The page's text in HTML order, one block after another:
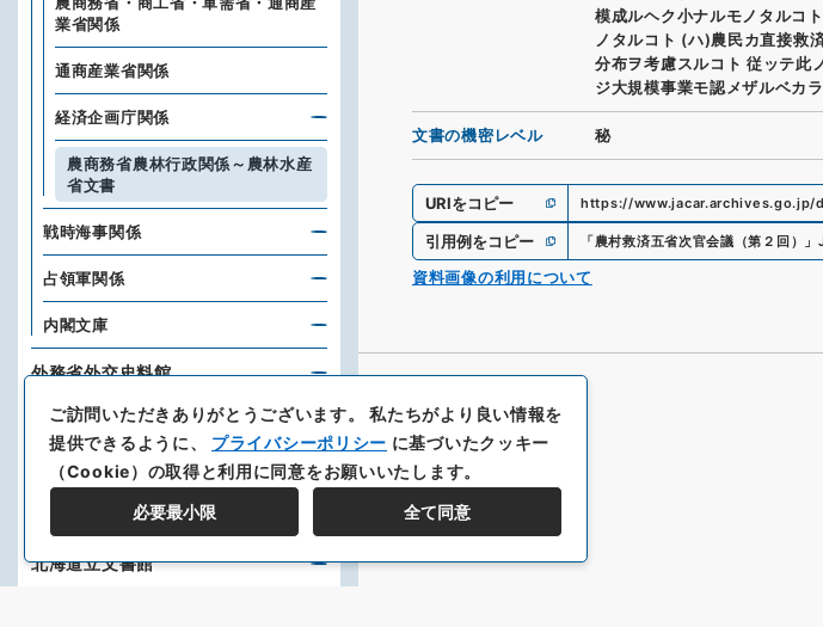
模成ルヘク小ナルモノタルコ
ノタルコト (ハ)農民カ直接救
分布ヲ考慮スルコト 従ッテ此
ジ大規模事業モ認メザルベカ
文書の機密レベル 秘
URIをコピー https://www.jacar.archives.go.jp/
引用例をコピー 「農村救済五省次官会議（第２回） 」
資料画像の利用について
業省関係
通商産業省関係
経済企画庁関係
農商務省農林行政関係～農林水産
省文書
戦時海事関係
占領軍関係
内閣文庫
外務省外交史料館
防衛省防衛研究所
琉球大学附属図書館
北海道立図書館
北海道立文書館
ご訪問いただきありがとうございます。私たちがより良い情報を
提供できるように、 プライバシーポリシー に基づいたクッキー
（Cookie）の取得と利用に同意をお願いいたします。
必要最小限 全て同意